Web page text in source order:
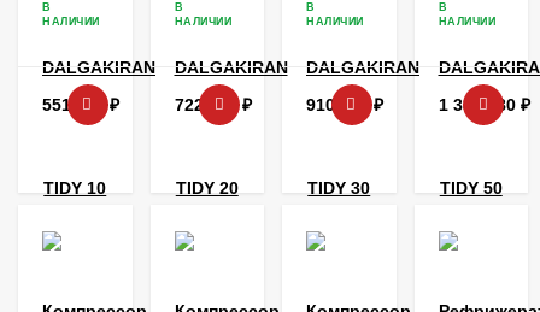
В
НАЛИЧИИ
551 736 ₽
В
НАЛИЧИИ
722 376 ₽
В
НАЛИЧИИ
910 080 ₽
В
НАЛИЧИИ
1 384 080 ₽